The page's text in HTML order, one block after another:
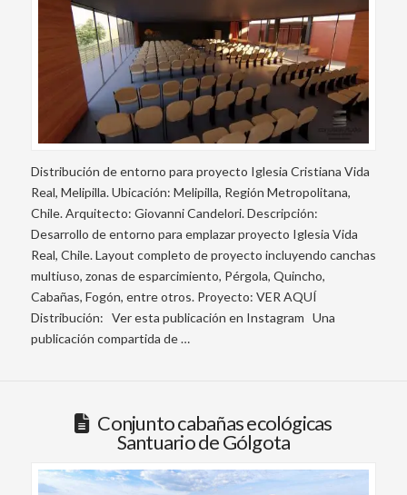
Distribución de entorno para proyecto Iglesia Cristiana Vida
Real, Melipilla. Ubicación: Melipilla, Región Metropolitana,
Chile. Arquitecto: Giovanni Candelori. Descripción:
Desarrollo de entorno para emplazar proyecto Iglesia Vida
Real, Chile. Layout completo de proyecto incluyendo canchas
multiuso, zonas de esparcimiento, Pérgola, Quincho,
Cabañas, Fogón, entre otros. Proyecto: VER AQUÍ
Distribución: Ver esta publicación en Instagram Una
publicación compartida de …
Conjunto cabañas ecológicas
Santuario de Gólgota